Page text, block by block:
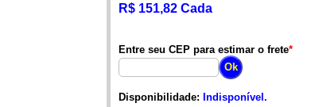
R$ 151,82 Cada
Entre seu CEP para estimar o frete*
Disponibilidade: Indisponível.